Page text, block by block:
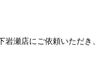
瀬店にご依頼いただき、